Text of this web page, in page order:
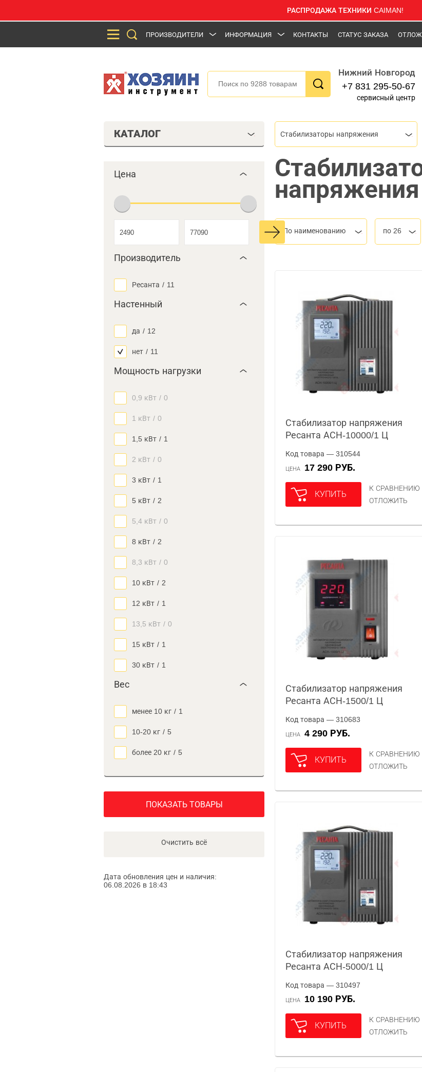
РАСПРОДАЖА ТЕХНИКИ CAIMAN!
ПРОИЗВОДИТЕЛИ ИНФОРМАЦИЯ КОНТАКТЫ СТАТУС ЗАКАЗА
Нижний Новгород
+7 831 295-50-67
сервисный центр
КАТАЛОГ
Цена
Производитель
Ресанта / 11
Настенный
да / 12
нет / 11
Мощность нагрузки
0,9 кВт / 0
1 кВт / 0
1,5 кВт / 1
2 кВт / 0
3 кВт / 1
5 кВт / 2
5,4 кВт / 0
8 кВт / 2
8,3 кВт / 0
10 кВт / 2
12 кВт / 1
13,5 кВт / 0
15 кВт / 1
30 кВт / 1
Вес
менее 10 кг / 1
10-20 кг / 5
более 20 кг / 5
ПОКАЗАТЬ ТОВАРЫ
Очистить всё
Дата обновления цен и наличия:
06.08.2026 в 18:43
Стабилизаторы напряжения
По наименованию по 26
Стабилизатор напряжения
Ресанта АСН-10000/1 Ц
Код товара — 310544
ЦЕНА 17 290 РУБ.
КУПИТЬ
К СРАВНЕНИЮ
ОТЛОЖИТЬ
Стабилизатор напряжения
Ресанта АСН-1500/1 Ц
Код товара — 310683
ЦЕНА 4 290 РУБ.
КУПИТЬ
К СРАВНЕНИЮ
ОТЛОЖИТЬ
Стабилизатор напряжения
Ресанта АСН-5000/1 Ц
Код товара — 310497
ЦЕНА 10 190 РУБ.
КУПИТЬ
К СРАВНЕНИЮ
ОТЛОЖИТЬ